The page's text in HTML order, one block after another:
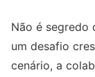
Não é segredo
um desafio
cenário, a